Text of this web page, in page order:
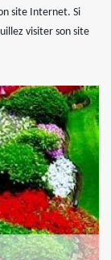
site Internet. Si
visiter son site